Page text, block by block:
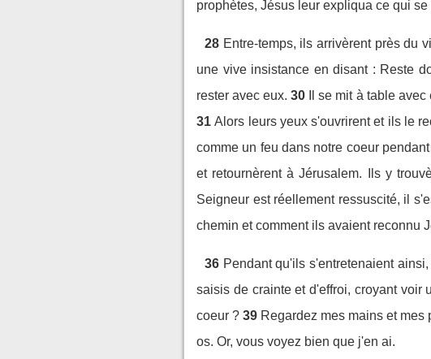
prophètes, Jésus leur expliqua ce qui
28 Entre-temps, ils arrivèrent près du
une vive insistance en disant : Reste
rester avec eux. 30
Il se mit à table
31 Alors leurs yeux s'ouvrirent et ils le
comme un feu dans notre coeur
et retournèrent à Jérusalem. Ils y
Seigneur est réellement ressuscité, il
chemin et comment ils avaient reconnu
36 Pendant qu'ils s'entretenaient
saisis de crainte et d'effroi, croyant voir
coeur ? 39 Regardez mes mains et
os. Or, vous voyez bien que j'en ai.